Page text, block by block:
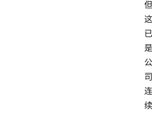
但
这
已
是
公
司
连
续